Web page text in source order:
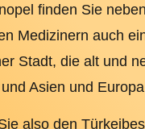
finden Sie
Medizinern auch
Stadt, die alt und
Asien und
also den